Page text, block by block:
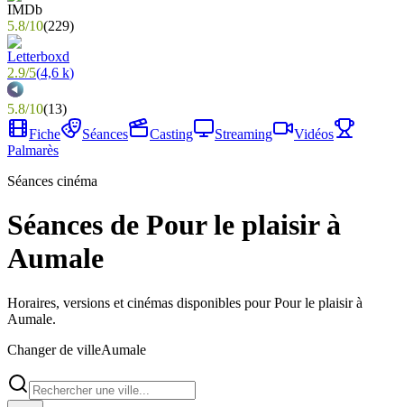
5.8/10(229)
2.9/5(4,6 k)
5.8/10(13)
Fiche
Séances Casting Streaming
Vidéos
Palmarès
Séances cinéma
Séances de Pour le plaisir à
Aumale
Horaires, versions et cinémas disponibles pour Pour le plaisir à
Aumale.
Changer de villeAumale